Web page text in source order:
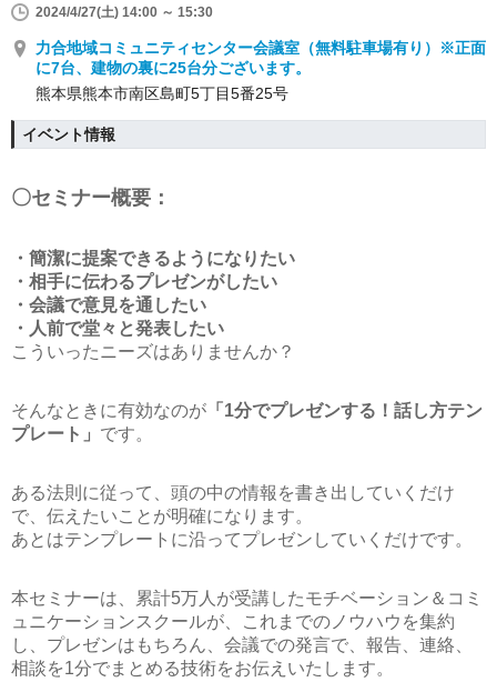
2024/4/27(土) 14:00 ～ 15:30
力合地域コミュニティセンター会議室（無料駐車場有り）※正面
に7台、建物の裏に25台分ございます。
熊本県熊本市南区島町5丁目5番25号
イベント情報
〇セミナー概要：
・簡潔に提案できるようになりたい
・相手に伝わるプレゼンがしたい
・会議で意見を通したい
・人前で堂々と発表したい
こういったニーズはありませんか？
そんなときに有効なのが 「1分でプレゼンする！話し方テン
プレート」 です。
ある法則に従って、頭の中の情報を書き出していくだけ
で、伝えたいことが明確になります。
あとはテンプレートに沿ってプレゼンしていくだけです。
本セミナーは、累計5万人が受講したモチベーション＆コミ
ュニケーションスクールが、これまでのノウハウを集約
し、プレゼンはもちろん、会議での発言で、報告、連絡、
相談を1分でまとめる技術をお伝えいたします。